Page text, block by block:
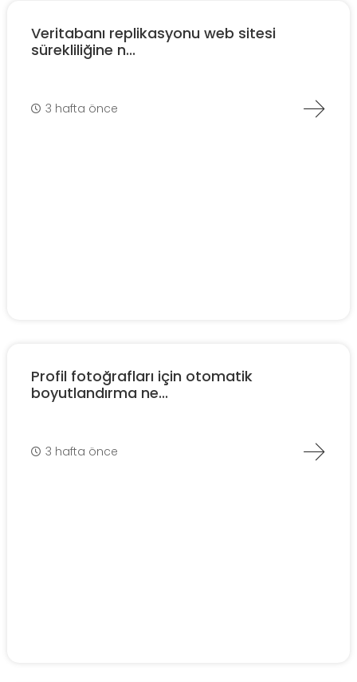
Veritabanı replikasyonu web sitesi
sürekliliğine n...
3 hafta önce
Profil fotoğrafları için otomatik
boyutlandırma ne...
3 hafta önce